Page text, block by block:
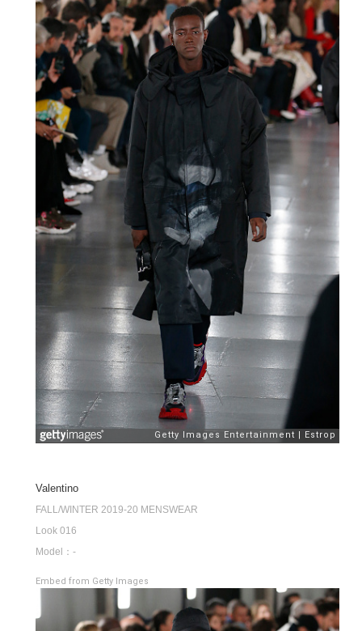
Valentino
FALL/WINTER 2019-20 MENSWEAR
Look 016
Model：-
Embed from Getty Images